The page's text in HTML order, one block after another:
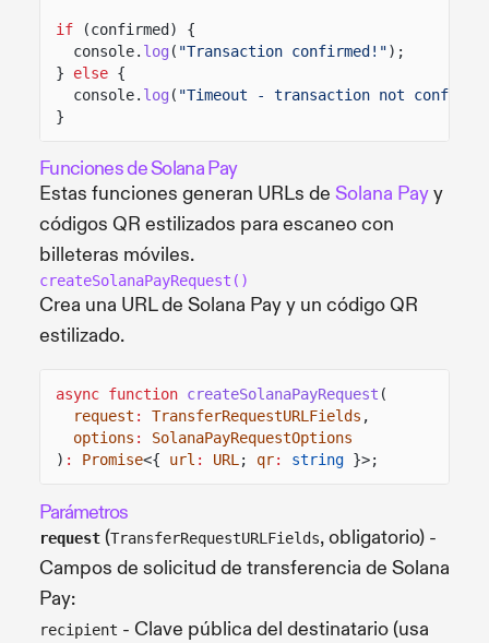
if
(confirmed) {
console. log ( "Transaction confirmed!");
}
else {
console. log ( "Timeout - transaction not
}
Funciones de Solana Pay
Estas funciones generan URLs de Solana Payy
códigos QR estilizados para escaneo con
billeteras móviles.
createSolanaPayRequest()
Crea una URL de Solana Pay y un código QR
estilizado.
async function createSolanaPayRequest (
request : TransferRequestURLFields ,
options :
SolanaPayRequestOptions
) : Promise<{ url : URL ; qr: string }>;
Parámetros
request (TransferRequestURLFields, obligatorio) -
Campos de solicitud de transferencia de Solana
Pay:
recipient - Clave pública del destinatario (usa